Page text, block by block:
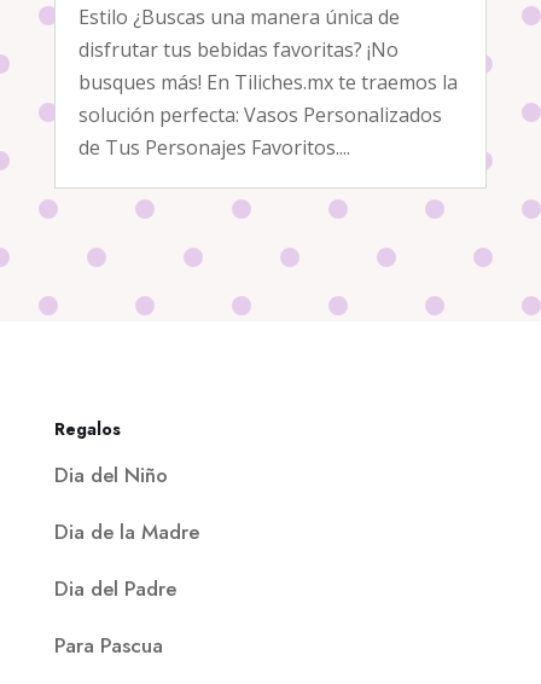
Estilo ¿Buscas una manera única de
disfrutar tus bebidas favoritas? ¡No
busques más! En Tiliches.mx te traemos la
solución perfecta: Vasos Personalizados
de Tus Personajes Favoritos....
Regalos
Dia del Niño
Dia de la Madre
Dia del Padre
Para Pascua